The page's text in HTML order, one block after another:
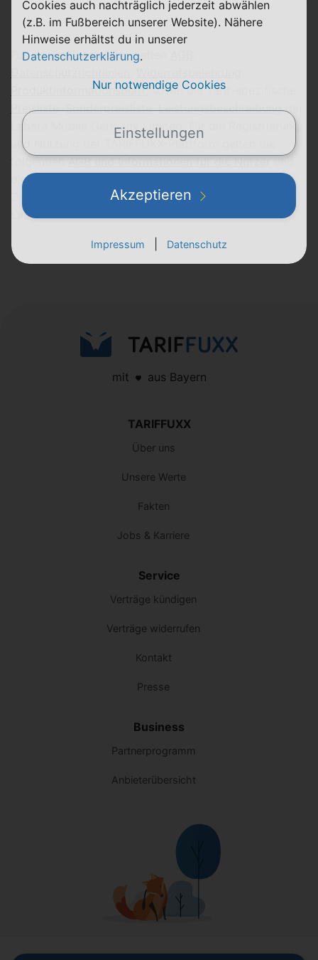
Für die Tarifbestellung gelten
Produktinformationsblatt, sowie die Tarif-spezifische
Preisliste,Sonderpreisliste,Leistungsbeschreibungder
Lebara Mobile Germany Limited. Für die Registrierung
und Nutzung der TARIFFUXX-Plattform gelten die
folgendenAGB und Informationen für die Nutzerund
dieDatenschutzerklärung
Zur Verfügung stehende Zahlungsmittel: SEPA-
Lastschrift
mit aus Bayern
TARIFFUXX
Über uns
Unsere Werte
Fakten
Jobs & Karriere
Service
Verträge kündigen
Verträge widerrufen
Kontakt
Presse
Business
Partnerprogramm
Anbieterübersicht
Cookies auch nachträglich jederzeit abwählen
(z.B. im Fußbereich unserer Website). Nähere
Hinweise erhältst du in unserer
Datenschutzerklärung.
Nur notwendige Cookies
Einstellungen
Akzeptieren
Impressum Datenschutz